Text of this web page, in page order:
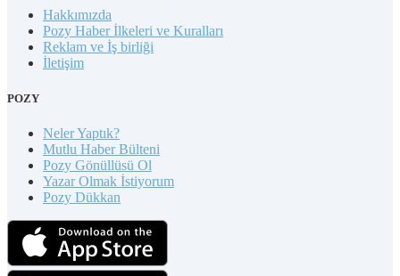
Hakkımızda
Pozy Haber İlkeleri ve Kuralları
Reklam ve İş birliği
İletişim
POZY
Neler Yaptık?
Mutlu Haber Bülteni
Pozy Gönüllüsü Ol
Yazar Olmak İstiyorum
Pozy Dükkan